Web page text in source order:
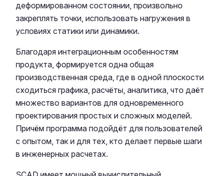
деформированном состоянии, произвольно
закреплять точки, использовать нагружения в
условиях статики или динамики.
Благодаря интеграционным особенностям
продукта, формируется одна общая
производственная среда, где в одной плоскости
сходиться графика, расчёты, аналитика, что даёт
множество вариантов для одновременного
проектирования простых и сложных моделей.
Причём программа подойдёт для пользователей
с опытом, так и для тех, кто делает первые шаги
в инженерных расчетах.